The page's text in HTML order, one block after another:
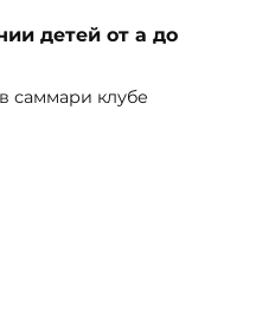
детей от а до
саммари клубе